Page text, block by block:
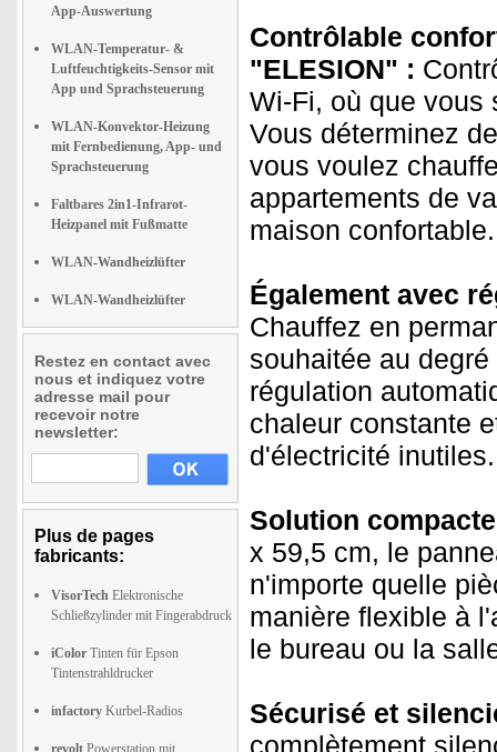
App-Auswertung
WLAN-Temperatur- &
Luftfeuchtigkeits-Sensor mit
App und Sprachsteuerung
WLAN-Konvektor-Heizung
mit Fernbedienung, App- und
Sprachsteuerung
Faltbares 2in1-Infrarot-
Heizpanel mit Fußmatte
WLAN-Wandheizlüfter
WLAN-Wandheizlüfter
Restez en contact avec
nous et indiquez votre
adresse mail pour
recevoir notre
newsletter:
Plus de pages
fabricants:
VisorTech Elektronische
Schließzylinder mit Fingerabdruck
iColor Tinten für Epson
Tintenstrahldrucker
infactory Kurbel-Radios
revolt Powerstation mit
Contrôlable
"ELESION" :
Wi-Fi, où que vous
Vous déterminez
vous voulez
appartements de
maison confortable.
Également avec
Chauffez en
souhaitée au
régulation
chaleur constante
d'électricité inutiles.
Solution
x 59,5 cm, le
n'importe quelle
manière flexible à
le bureau ou la
Sécurisé et
complètement